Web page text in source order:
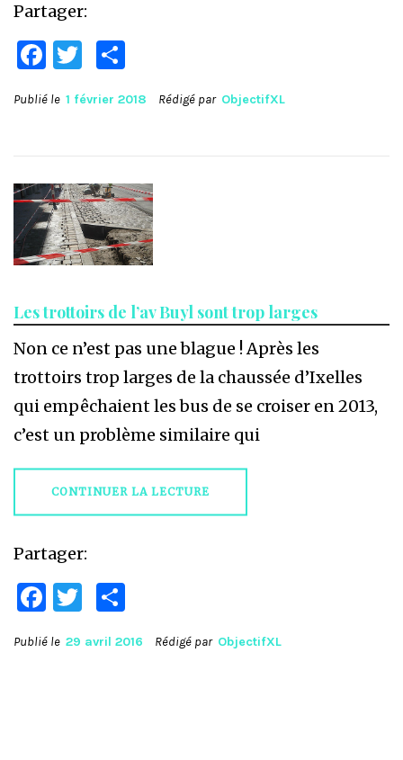
Partager:
Facebook
Twitter
Publié le 1 février 2018 Rédigé par ObjectifXL
Les trottoirs de l’av Buyl sont trop larges
Non ce n’est pas une blague ! Après les
trottoirs trop larges de la chaussée d’Ixelles
qui empêchaient les bus de se croiser en 2013,
c’est un problème similaire qui
CONTINUER LA LECTURE
Partager:
Facebook
Twitter
Publié le 29 avril 2016 Rédigé par ObjectifXL